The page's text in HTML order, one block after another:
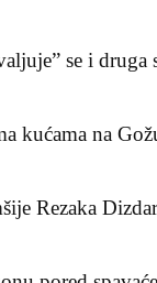
se i
kućama na
Rezaka